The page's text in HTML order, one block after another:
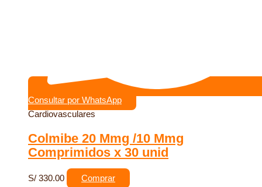
Consultar por WhatsApp
Cardiovasculares
Colmibe 20 Mmg /10 Mmg
Comprimidos x 30 unid
S/ 330.00 Comprar